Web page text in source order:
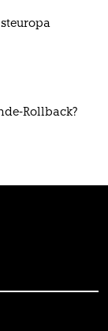
Rollback?